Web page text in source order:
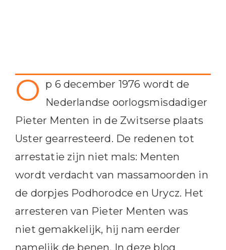
O p 6 december 1976 wordt de
Nederlandse oorlogsmisdadiger
Pieter Menten in de Zwitserse plaats
Uster gearresteerd. De redenen tot
arrestatie zijn niet mals: Menten
wordt verdacht van massamoorden in
de dorpjes Podhorodce en Urycz. Het
arresteren van Pieter Menten was
niet gemakkelijk, hij nam eerder
namelijk de benen. In deze blog